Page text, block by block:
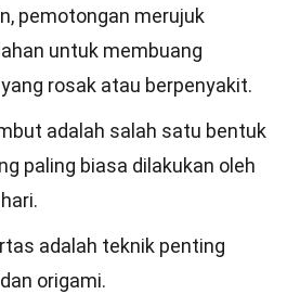
pemotongan merujuk
untuk membuang
rosak atau berpenyakit.
adalah salah satu bentuk
paling biasa dilakukan oleh
adalah teknik penting
origami.